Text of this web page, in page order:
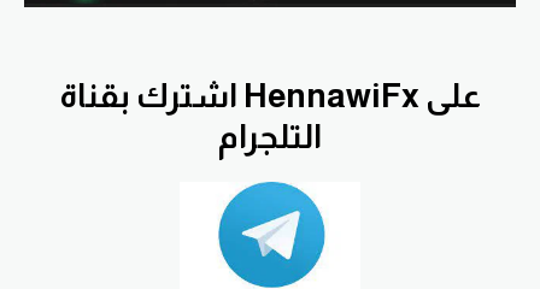
اشترك بقناة HennawiFx على
التلجرام